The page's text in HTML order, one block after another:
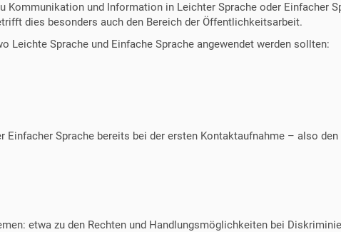
Kommunikation und Information in Leichter Sprache oder Einfacher
dies besonders auch den Bereich der Öffentlichkeitsarbeit.
Leichte Sprache und Einfache Sprache angewendet werden sollten:
Sprache bereits bei der ersten Kontaktaufnahme – also den
etwa zu den Rechten und Handlungsmöglichkeiten bei